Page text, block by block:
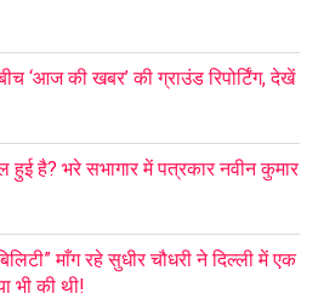
‘आज की खबर’ की ग्राउंड रिपोर्टिंग, देखें
है? भरे सभागार में पत्रकार नवीन कुमार
माँग रहे सुधीर चौधरी ने दिल्ली में एक
भी की थी!